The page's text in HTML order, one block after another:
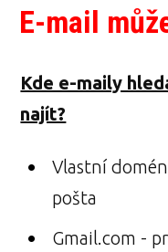
E-mail
Kde e-maily
najít?
Vlastní
pošta
Gmail.com -